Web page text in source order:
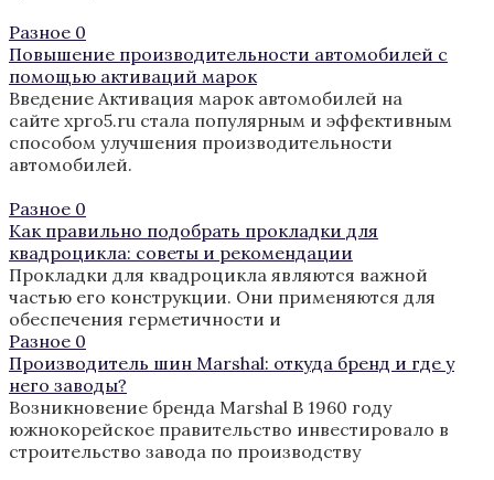
Разное 0
Повышение производительности автомобилей с
помощью активаций марок
Введение Активация марок автомобилей на
сайте xpro5.ru стала популярным и эффективным
способом улучшения производительности
автомобилей.
Разное 0
Как правильно подобрать прокладки для
квадроцикла: советы и рекомендации
Прокладки для квадроцикла являются важной
частью его конструкции. Они применяются для
обеспечения герметичности и
Разное 0
Производитель шин Marshal: откуда бренд и где у
него заводы?
Возникновение бренда Marshal В 1960 году
южнокорейское правительство инвестировало в
строительство завода по производству